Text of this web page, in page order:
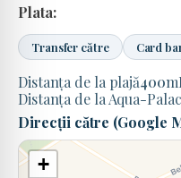
Plata:
Transfer către Card
Distanța de la plajă400m
Distanța de la Aqua-
Direcții către (Google
+